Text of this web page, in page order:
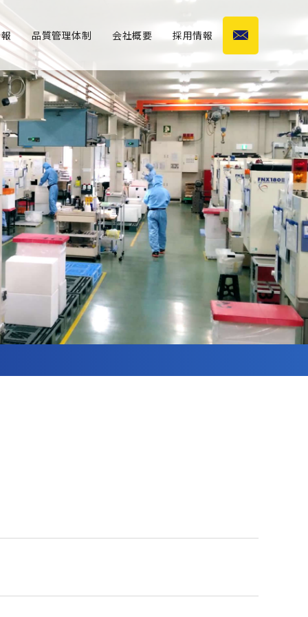
品質管理体制 会社概要 採用情報